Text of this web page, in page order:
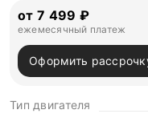
от 7 499 ₽
ежемесячный платеж
Оформить
Тип двигателя